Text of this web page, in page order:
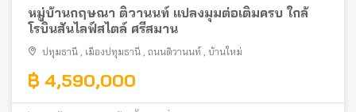
หมู่บ้านกฤษณา ติวานนท์ แปลงมุมต่อเติมครบ ใกล้
โรบินสันไลฟ์สไตล์ ศรีสมาน
ปทุมธานี , เมืองปทุมธานี , ถนนติวานนท์ , บ้านใหม่
฿ 4,590,000